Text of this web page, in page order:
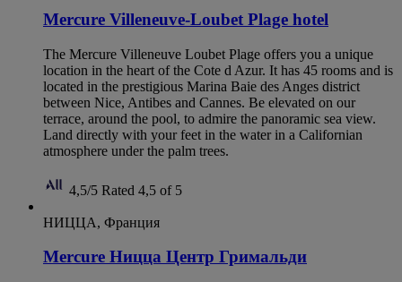
Mercure Villeneuve-Loubet Plage hotel
The Mercure Villeneuve Loubet Plage offers you a unique
location in the heart of the Cote d Azur. It has 45 rooms and is
located in the prestigious Marina Baie des Anges district
between Nice, Antibes and Cannes. Be elevated on our
terrace, around the pool, to admire the panoramic sea view.
Land directly with your feet in the water in a Californian
atmosphere under the palm trees.
4,5/5 Rated 4,5 of 5
НИЦЦА, Франция
Mercure Ницца Центр Гримальди